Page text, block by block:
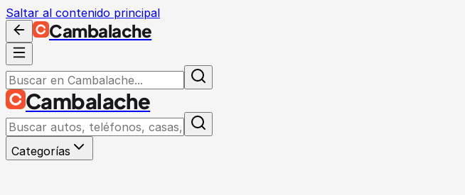
Saltar al contenido principal
Cambalache
Cambalache
Categorías